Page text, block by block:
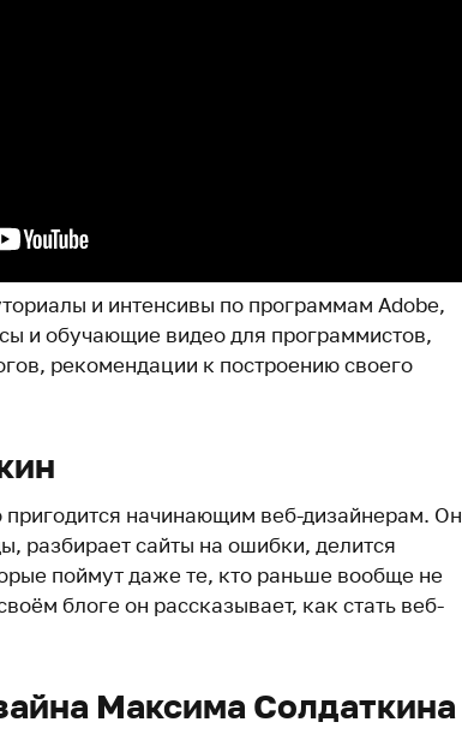
и интенсивы по программам Adobe,
и обучающие видео для программистов,
рекомендации к построению своего
пригодится начинающим веб-дизайнерам. Он
разбирает сайты на ошибки, делится
поймут даже те, кто раньше вообще не
блоге он рассказывает, как стать веб-
Максима Солдаткина